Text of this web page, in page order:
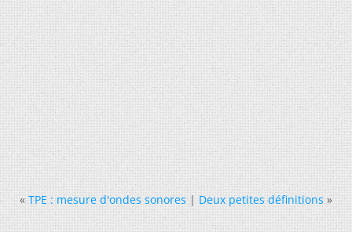
« TPE : mesure d'ondes sonores|Deux petites définitions »